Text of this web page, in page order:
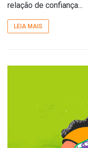
relação de confiança...
LEIA MAIS